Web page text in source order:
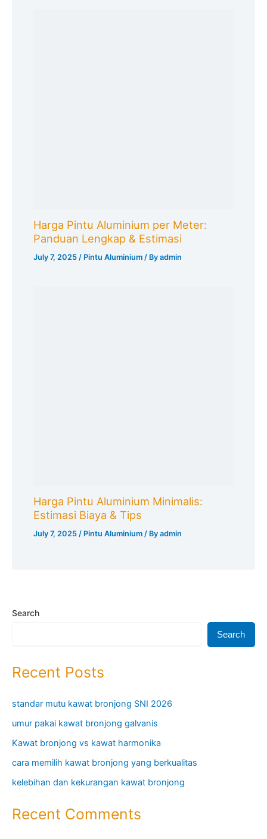
Harga Pintu Aluminium per Meter:
Panduan Lengkap & Estimasi
July 7, 2025 / Pintu Aluminium / Byadmin
Harga Pintu Aluminium Minimalis:
Estimasi Biaya & Tips
July 7, 2025/ Pintu Aluminium / Byadmin
Search
Search
Recent Posts
standar mutu kawat bronjong SNI 2026
umur pakai kawat bronjong galvanis
Kawat bronjong vs kawat harmonika
cara memilih kawat bronjong yang berkualitas
kelebihan dan kekurangan kawat bronjong
Recent Comments